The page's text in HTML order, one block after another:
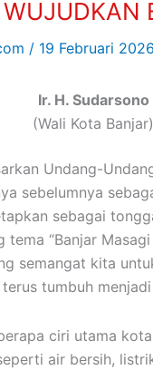
/ 19 Februari 2026
Ir. H. Sudarsono
(Wali Kota Banjar)
Undang-
sebelumnya
sebagai
“Banjar
semangat kita
tumbuh
ciri utama
air bersih,